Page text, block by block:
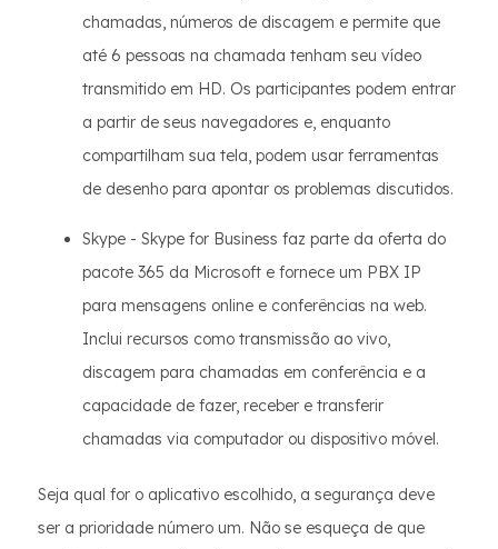
chamadas, números de discagem e permite que
até 6 pessoas na chamada tenham seu vídeo
transmitido em HD. Os participantes podem entrar
a partir de seus navegadores e, enquanto
compartilham sua tela, podem usar ferramentas
de desenho para apontar os problemas discutidos.
Skype - Skype for Business faz parte da oferta do
pacote 365 da Microsoft e fornece um PBX IP
para mensagens online e conferências na web.
Inclui recursos como transmissão ao vivo,
discagem para chamadas em conferência e a
capacidade de fazer, receber e transferir
chamadas via computador ou dispositivo móvel.
Seja qual for o aplicativo escolhido, a segurança deve
ser a prioridade número um. Não se esqueça de que